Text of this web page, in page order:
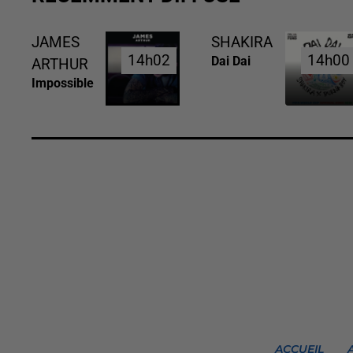
JAMES
ARTHUR
Impossible
14h02
14h02
SHAKIRA
Dai Dai 14h00
14h00
ACCUEIL